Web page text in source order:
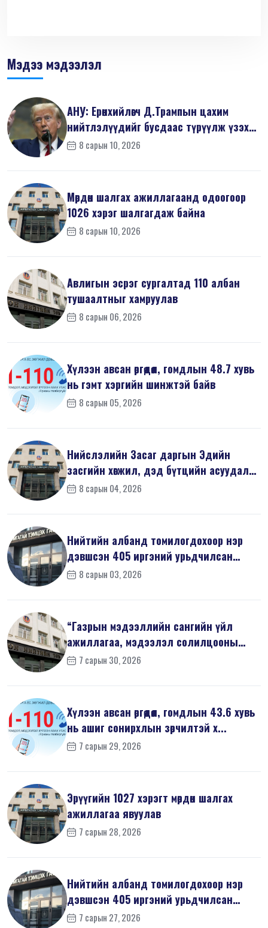
Мэдээ мэдээлэл
АНУ: Ерөнхийлөгч Д.Трампын цахим
нийтлэлүүдийг бусдаас түрүүлж үзэх
тө...8 сарын 10, 2026
Мөрдөн шалгах ажиллагаанд одоогоор
1026 хэрэг шалгагдаж байна
8 сарын 10, 2026
Авлигын эсрэг сургалтад 110 албан
тушаалтныг хамруулав
8 сарын 06, 2026
Хүлээн авсан өргөдөл, гомдлын 48.7 хувь
нь гэмт хэргийн шинжтэй байв
8 сарын 05, 2026
Нийслэлийн Засаг даргын Эдийн
засгийн хөгжил, дэд бүтцийн асуудал
хари...
8 сарын 04, 2026
Нийтийн албанд томилогдохоор нэр
дэвшсэн 405 иргэний урьдчилсан
мэдүүл...
8 сарын 03, 2026
“Газрын мэдээллийн сангийн үйл
ажиллагаа, мэдээлэл солилцооны
журам”-...
7 сарын 30, 2026
Хүлээн авсан өргөдөл, гомдлын 43.6 хувь
нь ашиг сонирхлын зөрчилтэй х...
7 сарын 29, 2026
Эрүүгийн 1027 хэрэгт мөрдөн шалгах
ажиллагаа явуулав
7 сарын 28, 2026
Нийтийн албанд томилогдохоор нэр
дэвшсэн 405 иргэний урьдчилсан
мэдүүл...
7 сарын 27, 2026